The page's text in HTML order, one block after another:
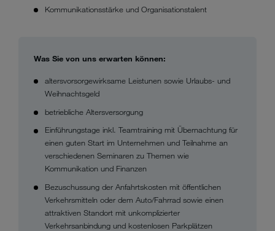
Kommunikationsstärke und Organisationstalent
Was Sie von uns erwarten können:
altersvorsorgewirksame Leistunen sowie Urlaubs- und
Weihnachtsgeld
betriebliche Altersversorgung
Einführungstage inkl. Teamtraining mit Übernachtung für
einen guten Start im Unternehmen und Teilnahme an
verschiedenen Seminaren zu Themen wie
Kommunikation und Finanzen
Bezuschussung der Anfahrtskosten mit öffentlichen
Verkehrsmitteln oder dem Auto/Fahrrad sowie einen
attraktiven Standort mit unkomplizierter
Verkehrsanbindung und kostenlosen Parkplätzen